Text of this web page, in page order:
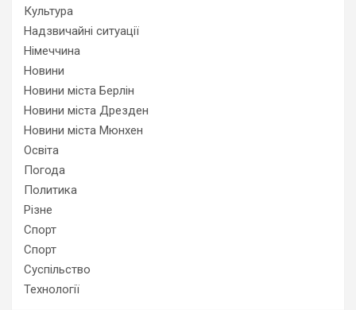
Культура
Надзвичайні ситуації
Німеччина
Новини
Новини міста Берлін
Новини міста Дрезден
Новини міста Мюнхен
Освіта
Погода
Политика
Різне
Спорт
Спорт
Суспільство
Технології